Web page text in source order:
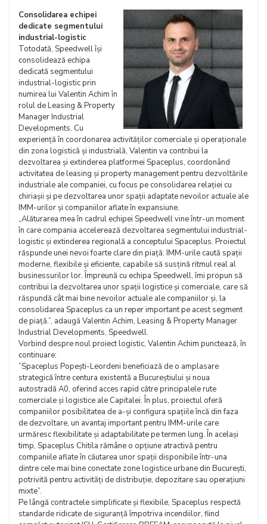
Consolidarea echipei
dedicate segmentului
industrial-logistic
Totodată, Speedwell își
consolidează echipa
dedicată segmentului
industrial-logistic prin
numirea lui Valentin Achim în
rolul de Leasing & Property
Manager Industrial
Developments. Cu
experiență în coordonarea activităților comerciale și operaționale
din zona logistică și industrială, Valentin va contribui la
dezvoltarea și extinderea platformei Spaceplus, coordonând
activitatea de leasing și property management pentru dezvoltările
industriale ale companiei, cu focus pe consolidarea relației cu
chiriașii și pe dezvoltarea unor spații adaptate nevoilor actuale ale
IMM-urilor și companiilor aflate în expansiune.
„Alăturarea mea în cadrul echipei Speedwell vine într-un moment
în care compania accelerează dezvoltarea segmentului industrial-
logistic și extinderea regională a conceptului Spaceplus. Proiectul
răspunde unei nevoi foarte clare din piață: IMM-urile caută spații
moderne, flexibile și eficiente, capabile să susțină ritmul real al
businessurilor lor. Împreună cu echipa Speedwell, îmi propun să
contribui la dezvoltarea unor spații logistice și comerciale, care să
răspundă cât mai bine nevoilor actuale ale companiilor și, la
consolidarea Spaceplus ca un reper important pe acest segment
de piață.”, adaugă Valentin Achim, Leasing & Property Manager
Industrial Developments, Speedwell.
Vorbind despre noul proiect logistic, Valentin Achim punctează, în
continuare:
”Spaceplus Popești-Leordeni beneficiază de o amplasare
strategică între centura existentă a Bucureștiului și noua
autostradă A0, oferind acces rapid către principalele rute
comerciale și logistice ale Capitalei. În plus, proiectul oferă
companiilor posibilitatea de a-și configura spațiile încă din faza
de dezvoltare, un avantaj important pentru IMM-urile care
urmăresc flexibilitate și adaptabilitate pe termen lung. În același
timp, Spaceplus Chitila rămâne o opțiune atractivă pentru
companiile aflate în căutarea unor spații disponibile într-una
dintre cele mai bine conectate zone logistice urbane din București,
potrivită pentru activități de distribuție, depozitare sau operațiuni
mixte”.
Pe lângă contractele simplificate și flexibile, Spaceplus respectă
standarde ridicate de siguranță împotriva incendiilor, fiind